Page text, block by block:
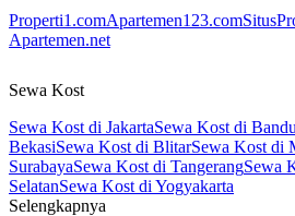
Properti1.comApartemen123.com
Apartemen.net
Sewa Kost
Sewa Kost di JakartaSewa Kost di
BekasiSewa Kost di BlitarSewa Kost di
SurabayaSewa Kost di TangerangSewa
SelatanSewa Kost di Yogyakarta
Selengkapnya